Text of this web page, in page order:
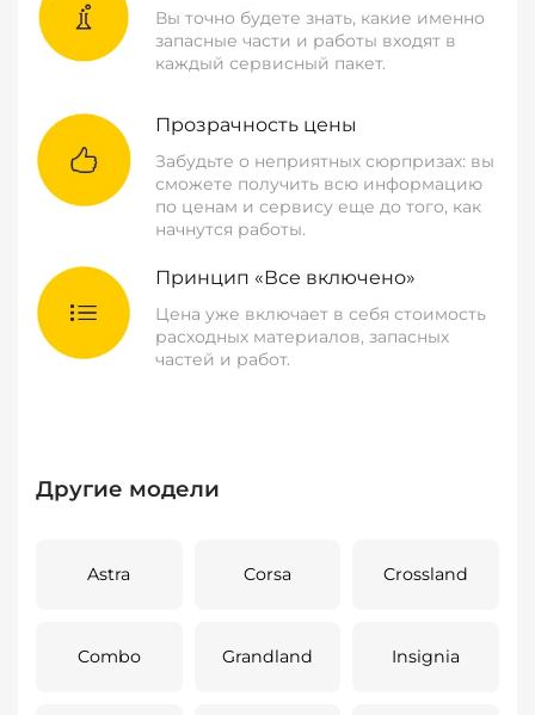
Вы точно будете знать, какие именно
запасные части и работы входят в
каждый сервисный пакет.
Прозрачность цены
Забудьте о неприятных сюрпризах: вы
сможете получить всю информацию
по ценам и сервису еще до того, как
начнутся работы.
Принцип «Все включено»
Цена уже включает в себя стоимость
расходных материалов, запасных
частей и работ.
Другие модели
Astra Corsa Crossland
Combo Grandland Insignia